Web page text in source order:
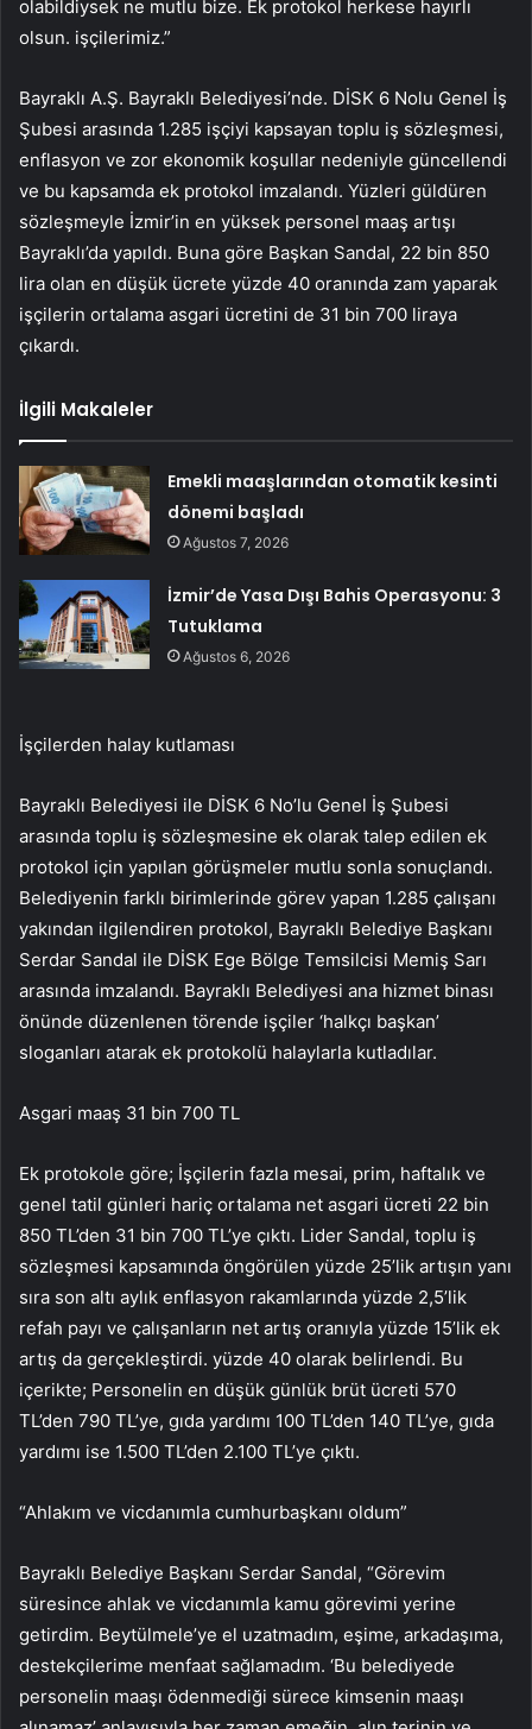
olabildiysek ne mutlu bize. Ek protokol herkese hayırlı
olsun. işçilerimiz.”
Bayraklı A.Ş. Bayraklı Belediyesi’nde. DİSK 6 Nolu Genel İş
Şubesi arasında 1.285 işçiyi kapsayan toplu iş sözleşmesi,
enflasyon ve zor ekonomik koşullar nedeniyle güncellendi
ve bu kapsamda ek protokol imzalandı. Yüzleri güldüren
sözleşmeyle İzmir’in en yüksek personel maaş artışı
Bayraklı’da yapıldı. Buna göre Başkan Sandal, 22 bin 850
lira olan en düşük ücrete yüzde 40 oranında zam yaparak
işçilerin ortalama asgari ücretini de 31 bin 700 liraya
çıkardı.
İlgili Makaleler
Emekli maaşlarından otomatik kesinti
dönemi başladı
Ağustos 7, 2026
İzmir’de Yasa Dışı Bahis Operasyonu: 3
Tutuklama
Ağustos 6, 2026
İşçilerden halay kutlaması
Bayraklı Belediyesi ile DİSK 6 No’lu Genel İş Şubesi
arasında toplu iş sözleşmesine ek olarak talep edilen ek
protokol için yapılan görüşmeler mutlu sonla sonuçlandı.
Belediyenin farklı birimlerinde görev yapan 1.285 çalışanı
yakından ilgilendiren protokol, Bayraklı Belediye Başkanı
Serdar Sandal ile DİSK Ege Bölge Temsilcisi Memiş Sarı
arasında imzalandı. Bayraklı Belediyesi ana hizmet binası
önünde düzenlenen törende işçiler ‘halkçı başkan’
sloganları atarak ek protokolü halaylarla kutladılar.
Asgari maaş 31 bin 700 TL
Ek protokole göre; İşçilerin fazla mesai, prim, haftalık ve
genel tatil günleri hariç ortalama net asgari ücreti 22 bin
850 TL’den 31 bin 700 TL’ye çıktı. Lider Sandal, toplu iş
sözleşmesi kapsamında öngörülen yüzde 25’lik artışın yanı
sıra son altı aylık enflasyon rakamlarında yüzde 2,5’lik
refah payı ve çalışanların net artış oranıyla yüzde 15’lik ek
artış da gerçekleştirdi. yüzde 40 olarak belirlendi. Bu
içerikte; Personelin en düşük günlük brüt ücreti 570
TL’den 790 TL’ye, gıda yardımı 100 TL’den 140 TL’ye, gıda
yardımı ise 1.500 TL’den 2.100 TL’ye çıktı.
“Ahlakım ve vicdanımla cumhurbaşkanı oldum”
Bayraklı Belediye Başkanı Serdar Sandal, “Görevim
süresince ahlak ve vicdanımla kamu görevimi yerine
getirdim. Beytülmele’ye el uzatmadım, eşime, arkadaşıma,
destekçilerime menfaat sağlamadım. ‘Bu belediyede
personelin maaşı ödenmediği sürece kimsenin maaşı